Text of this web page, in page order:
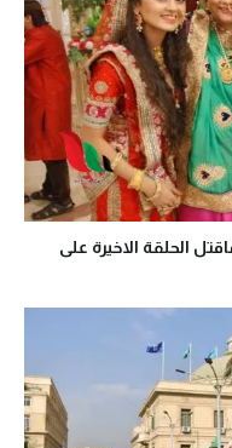
الحلقة الاخيرة على